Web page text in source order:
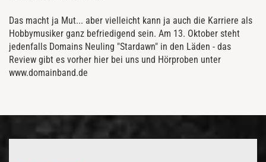
Das macht ja Mut... aber vielleicht kann ja auch die Karriere als
Hobbymusiker ganz befriedigend sein. Am 13. Oktober steht
jedenfalls Domains Neuling "Stardawn" in den Läden - das
Review gibt es vorher hier bei uns und Hörproben unter
www.domainband.de